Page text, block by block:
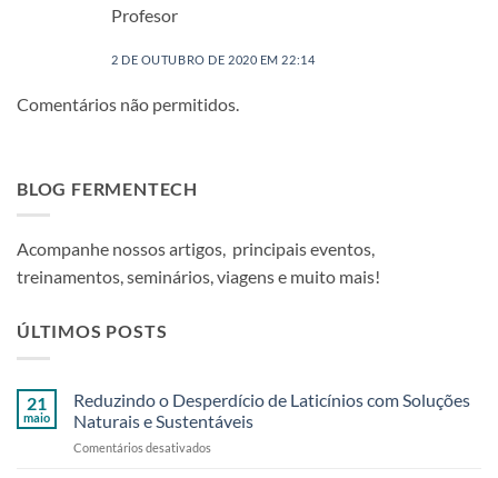
Profesor
2 DE OUTUBRO DE 2020 EM 22:14
Comentários não permitidos.
BLOG FERMENTECH
Acompanhe nossos artigos, principais eventos,
treinamentos, seminários, viagens e muito mais!
ÚLTIMOS POSTS
21
maio
Reduzindo o Desperdício de Laticínios com Soluções
Naturais e Sustentáveis
Comentários desativados